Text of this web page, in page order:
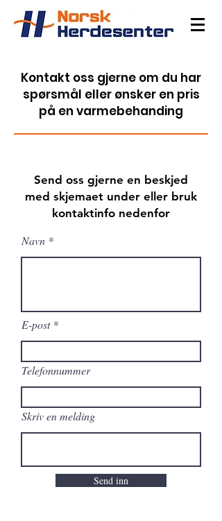
Kontakt oss gjerne om du har
spørsmål eller ønsker en pris
på en varmebehanding
Send oss gjerne en beskjed
med skjemaet under eller bruk
kontaktinfo nedenfor
Navn
E-post
Telefonnummer
Skriv en melding
Send inn